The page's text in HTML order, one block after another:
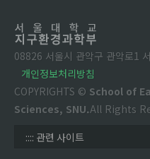
08826 서울시 관악구 관악로1
개인정보처리방침
COPYRIGHTS © School of
Sciences, SNU.All Rights